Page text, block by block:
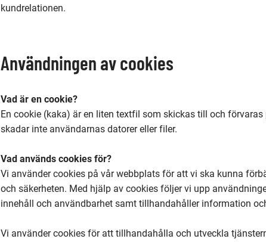
kundrelationen.
Användningen av cookies
Vad är en cookie?
En cookie (kaka) är en liten textfil som skickas till och
skadar inte användarnas datorer eller filer.
Vad används cookies för?
Vi använder cookies på vår webbplats för att vi ska kunna
och säkerheten. Med hjälp av cookies följer vi upp
innehåll och användbarhet samt tillhandahåller information
Vi använder cookies för att tillhandahålla och utveckla